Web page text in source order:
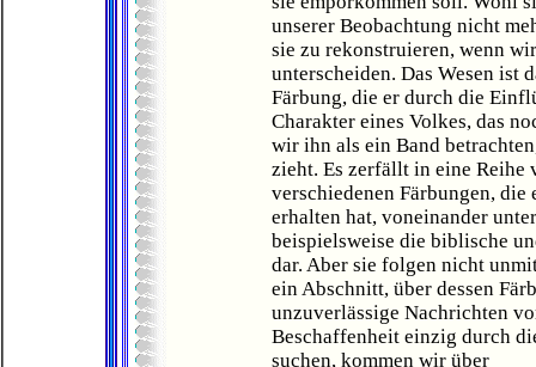
unserer Beobachtung nicht
sie zu rekonstruieren, wenn
unterscheiden. Das Wesen ist
Färbung, die er durch die
Charakter eines Volkes, das
wir ihn als ein Band
zieht. Es zerfällt in eine Reihe
verschiedenen Färbungen,
erhalten hat, voneinander
beispielsweise die biblische
dar. Aber sie folgen nicht
ein Abschnitt, über dessen
unzuverlässige Nachrichten
Beschaffenheit einzig durch
suchen, kommen wir über